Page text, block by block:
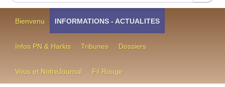
Bienvenu INFORMATIONS - ACTUALITES
Infos PN & Harkis Tribunes Dossiers
Vous et NotreJournal Fil Rouge